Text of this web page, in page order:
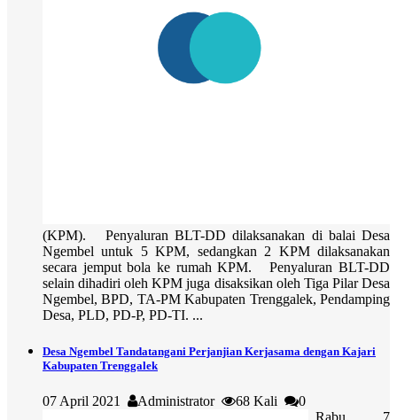
(KPM). Penyaluran BLT-DD dilaksanakan di balai Desa
Ngembel untuk 5 KPM, sedangkan 2 KPM dilaksanakan
secara jemput bola ke rumah KPM. Penyaluran BLT-DD
selain dihadiri oleh KPM juga disaksikan oleh Tiga Pilar Desa
Ngembel, BPD, TA-PM Kabupaten Trenggalek, Pendamping
Desa, PLD, PD-P, PD-TI. ...
Desa Ngembel Tandatangani Perjanjian Kerjasama dengan Kajari
Kabupaten Trenggalek
07 April 2021 Administrator 68 Kali
0
Rabu, 7